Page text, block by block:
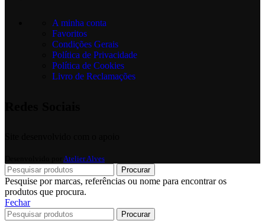
A minha conta
Favoritos
Condições Gerais
Política de Privacidade
Política de Cookies
Livro de Reclamações
Atelier Alves
Procurar
Pesquise por marcas, referências ou nome para encontrar os
produtos que procura.
Fechar
Procurar